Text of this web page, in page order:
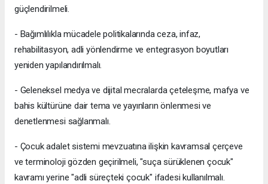
güçlendirilmeli.
- Bağımlılıkla mücadele politikalarında ceza, infaz,
rehabilitasyon, adli yönlendirme ve entegrasyon boyutları
yeniden yapılandırılmalı.
- Geleneksel medya ve dijital mecralarda çeteleşme, mafya ve
bahis kültürüne dair tema ve yayınların önlenmesi ve
denetlenmesi sağlanmalı.
- Çocuk adalet sistemi mevzuatına ilişkin kavramsal çerçeve
ve terminoloji gözden geçirilmeli, "suça sürüklenen çocuk"
kavramı yerine "adli süreçteki çocuk" ifadesi kullanılmalı.